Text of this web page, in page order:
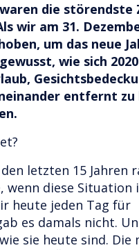
die störendste
wir am 31.
um das neue
wie sich
entfernt zu
letzten 15 Jahren
diese Situation
heute jeden Tag für
es damals nicht.
sie heute sind. Die